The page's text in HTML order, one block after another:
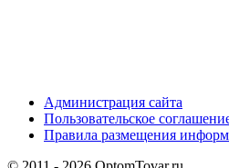
Администрация сайта
Пользовательское
Правила размещения